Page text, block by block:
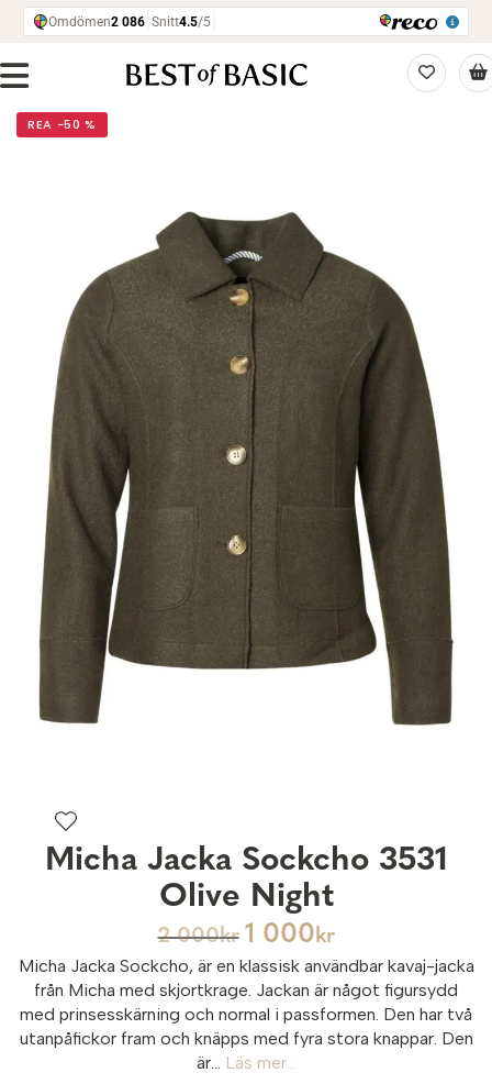
REA −50 %
Micha Jacka Sockcho 3531
Olive Night
2 000kr 1 000 kr
Micha Jacka Sockcho, är en klassisk användbar kavaj-jacka
från Micha med skjortkrage. Jackan är något figursydd
med prinsesskärning och normal i passformen. Den har två
utanpåfickor fram och knäpps med fyra stora knappar. Den
är...
Läs mer...